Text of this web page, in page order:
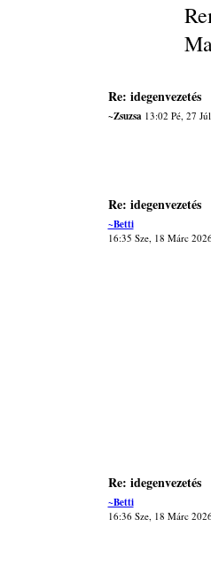
Re: idegenvezetés
~Zsuzsa13:02 Pé, 27
Re: idegenvezetés
~Betti
16:35 Sze, 18 Márc
Re: idegenvezetés
~Betti
16:36 Sze, 18 Márc